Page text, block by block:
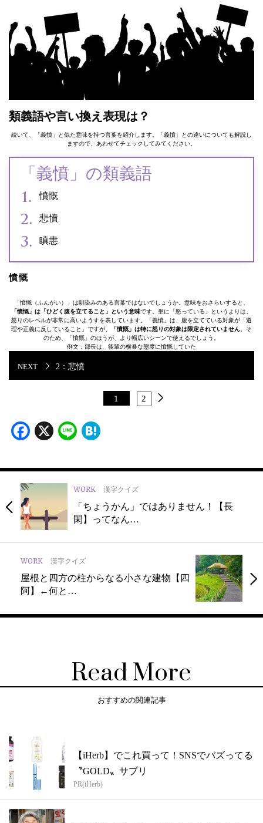
類義語や言い換え表現は？
続いて、「義憤」と似た意味を持つ言葉を紹介します。「義憤」との違いについても解説し
ますので、あわせてチェックしてみてください。
「義憤」の類義語
憤慨
悲憤
瞋恚
憤慨
「憤慨（ふんがい）」は馴染みのある言葉ではないでしょうか。意味をおさらいすると、
「憤慨」は「ひどく腹を立てること」という意味です。単に「怒っている」というよりは、
怒りのレベルが非常に高いようすを表しています。「義憤」は、腹を立てている対象が「道
理や正義に反していること」ですが、
「憤慨」は特に怒りの対象は限定されていません 。そ
のため、「憤慨」のほうが、より幅広いシーンで使えるでしょう。
例文：部長は、後輩の横暴な態度に憤慨していた
2：悲憤
1 2
Facebook
X Line
WORK 漢字クイズ
「ちょうかん」ではありません！【長
閑】ってなん…
WORK 漢字クイズ
屋根と四方の柱からなる小さな建物【四
阿】←何と…
Read More
おすすめの関連記事
【iHerb】でこれ買って！SNSでバズってる
〝GOLD〟サプリ
PR(iHerb)